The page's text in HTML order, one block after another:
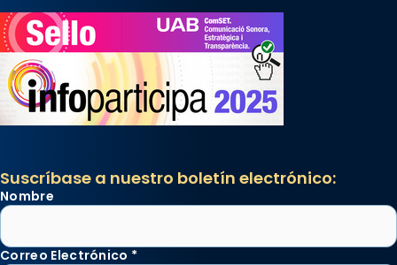
Suscríbase a nuestro boletín electrónico:
Nombre
Correo Electrónico *